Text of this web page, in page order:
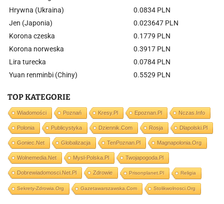
Hrywna (Ukraina)
0.0834 PLN
Jen (Japonia)
0.023647 PLN
Korona czeska
0.1779 PLN
Korona norweska
0.3917 PLN
Lira turecka
0.0784 PLN
Yuan renminbi (Chiny)
0.5529 PLN
TOP KATEGORIE
Wiadomości Poznań Kresy.pl Epoznan.pl Nczas.info
Polonia Publicystyka Dziennik.com Rosja Dlapolski.pl
Goniec.net Globalizacja TenPoznan.pl Magnapolonia.org
Wolnemedia.net Mysl-Polska.pl Twojapogoda.pl
Dobrewiadomosci.net.pl Zdrowie Prisonplanet.pl Religia
Sekrety-Zdrowia.org Gazetawarszawska.com Stolikwolnosci.org